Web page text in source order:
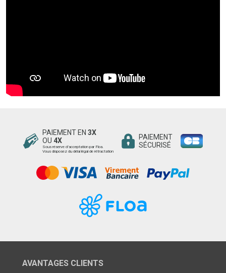
PAIEMENT EN 3X
OU 4X
Sous réserve d’acceptation par Floa.
Vous disposez du délai légal de rétractation
PAIEMENT
SÉCURISÉ
AVANTAGES CLIENTS